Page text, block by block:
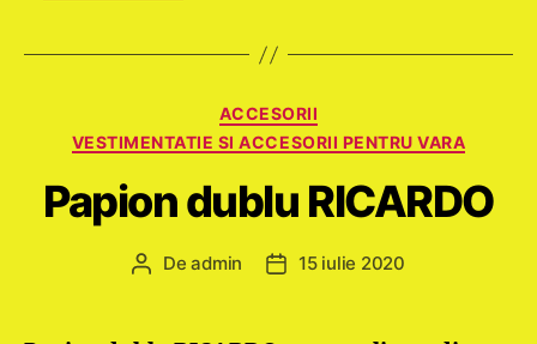
Categorii
ACCESORII
VESTIMENTATIE SI ACCESORII PENTRU VARA
Papion dublu RICARDO
Autor
Deadmin
Dată15 iulie 2020